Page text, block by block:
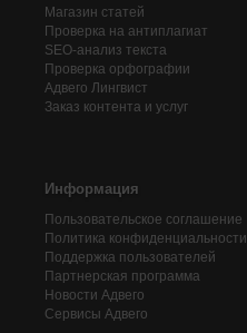
Магазин статей
Проверка на антиплагиат
SEO-анализ текста
Проверка орфографии
Адвего Лингвист
Заказ контента и услуг
Информация
Пользовательское соглашение
Политика конфиденциальности
Поддержка пользователей
Партнерская программа
Новости Адвего
Сервисы Адвего